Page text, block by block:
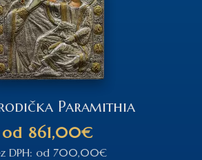
Paramithia
od 861,00€
DPH: od 700,00€